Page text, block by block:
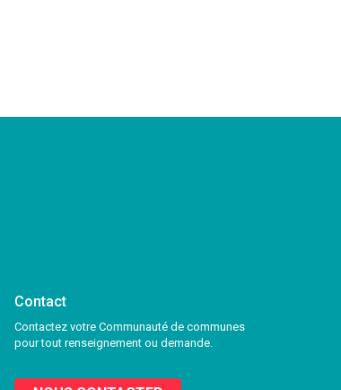
Contact
Contactez votre Communauté de communes
pour tout renseignement ou demande.